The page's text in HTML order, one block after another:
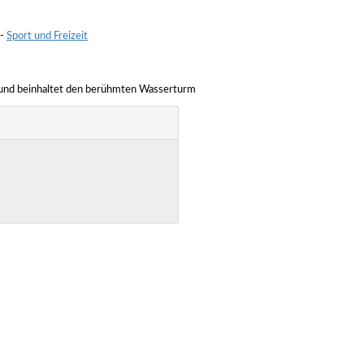
- Sport und Freizeit
beinhaltet den berühmten Wasserturm